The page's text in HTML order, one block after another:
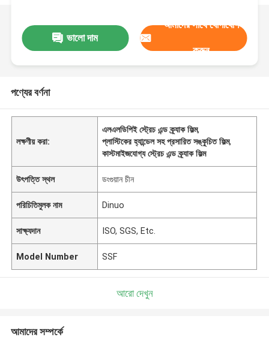
ভালো দাম
আমাদের সাথে যোগাযোগ
করুন
পণ্যের বর্ণনা
লক্ষণীয় করা:
এলএলডিপিই স্ট্রেচ এন্ড ক্র্যাক ফিল্ম,
প্লাস্টিকের হ্যান্ডেল সহ প্রসারিত সঙ্কুচিত ফিল্ম,
কাস্টমাইজযোগ্য স্ট্রেচ এন্ড ক্র্যাক ফিল্ম
উৎপত্তি স্থল ডংগুয়ান চীন
পরিচিতিমুলক নাম Dinuo
সাক্ষ্যদান ISO, SGS, Etc.
Model Number SSF
আরো দেখুন
আমাদের সম্পর্কে